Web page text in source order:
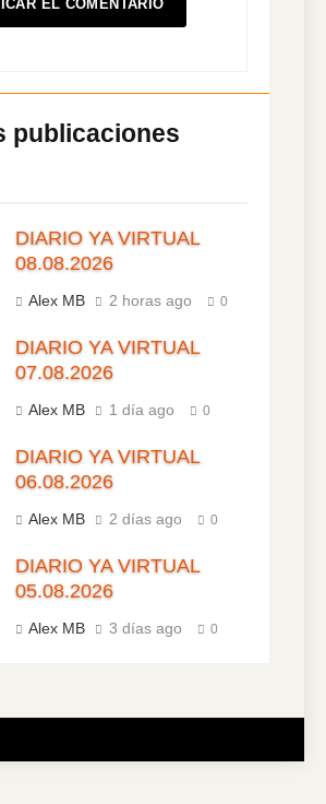
DIARIO YA VIRTUAL
08.08.2026
Alex MB 2 horas ago 0
DIARIO YA VIRTUAL
07.08.2026
Alex MB 1 día ago 0
DIARIO YA VIRTUAL
06.08.2026
Alex MB 2 días ago 0
DIARIO YA VIRTUAL
05.08.2026
Alex MB 3 días ago 0